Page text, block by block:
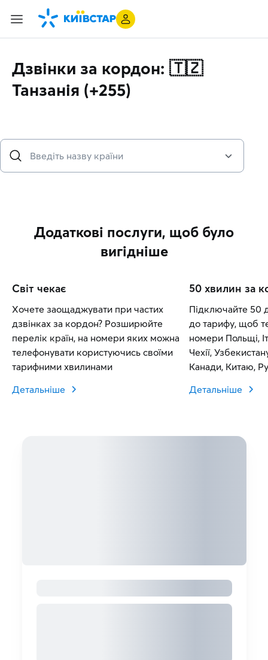
Дзвінки за кордон: 🇹🇿
Танзанія (+255)
Додаткові послуги, щоб було
вигідніше
Світ чекає
Хочете заощаджувати при частих
дзвінках за кордон? Розширюйте
перелік країн, на номери яких можна
телефонувати користуючись своїми
тарифними хвилинами
Детальніше
50 хвилин за
Підключайте 50
до тарифу, щоб
номери Польщі,
Чехії,
Канади, Китаю,
Детальніше